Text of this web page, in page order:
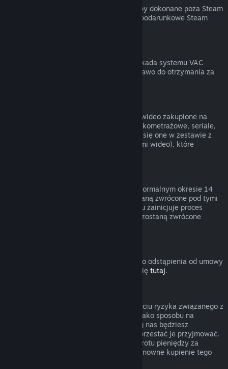
Valve nie może zapewnić zwrotu za zakupy dokonane poza Steam
(na przykład klucze produktów lub karty podarunkowe Steam
Jeśli na twoje konto została nałożona blokada systemu VAC
(Valve Anti-Cheat) na daną grę, tracisz prawo do otrzymania za
Nie możemy zwracać pieniędzy za treści wideo zakupione na
Steam (na przykład filmy pełno- oraz krótkometrażowe, seriale,
odcinki czy poradniki), chyba że znajdują się one w zestawie z
innymi treściami (niebędącymi materiałami wideo), które
Nieodebrane prezenty można zwrócić w normalnym okresie 14
dni lub 2 godzin. Odebrane prezenty zostaną zwrócone pod tymi
samymi warunkami, jeśli adresat prezentu zainicjuje proces
zwrotu. Środki użyte do zakupu prezentu zostaną zwrócone
Wyjaśnienie dotyczące działania prawa do odstąpienia od umowy
w UE dla użytkowników Steam znajduje się tutaj.
Zwroty pieniędzy mają polegać na usunięciu ryzyka związanego z
kupowaniem produktów na Steam — nie jako sposobu na
zdobywanie darmowych gier. Jeśli według nas będziesz
nadużywać zwrotów pieniędzy, możemy przestać je przyjmować.
Nie uważamy za nadużycie zażądania zwrotu pieniędzy za
produkt zakupiony przed wyprzedażą i ponowne kupienie tego